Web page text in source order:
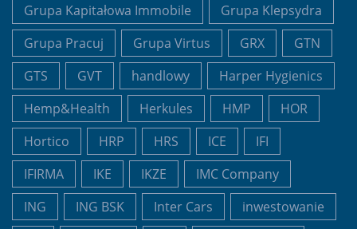
Grupa Kapitałowa Immobile
Grupa Klepsydra
Grupa Pracuj
Grupa Virtus GRX
GTN
GTS
GVT handlowy
Harper Hygienics
Hemp&Health
Herkules HMP
HOR
Hortico
HRP HRS ICE
IFI
IFIRMA
IKE IKZE
IMC Company
ING
ING BSK Inter Cars
inwestowanie